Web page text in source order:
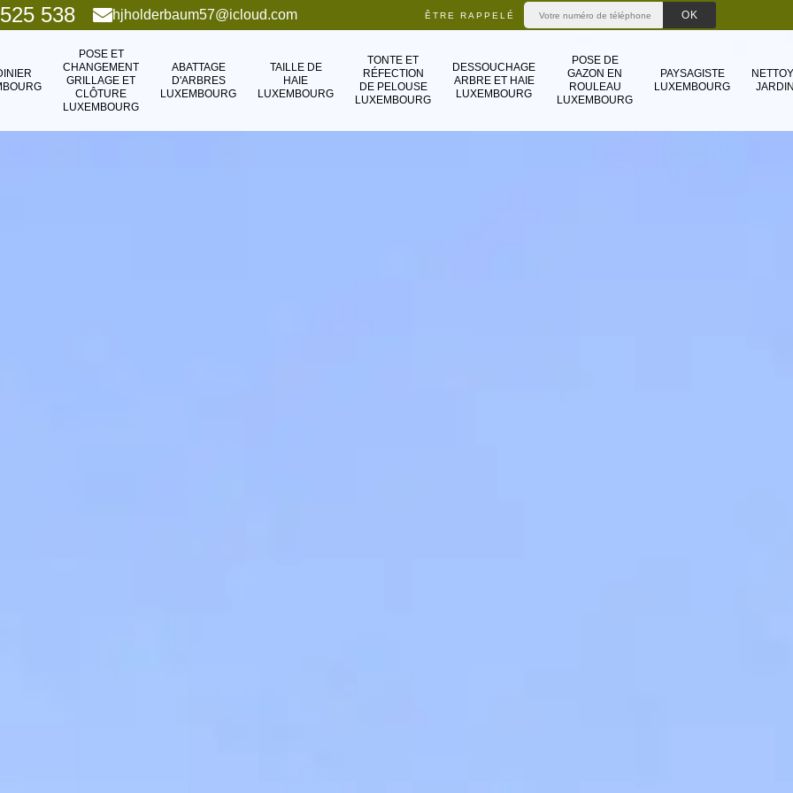
538 hjholderbaum57@icloud.com ÊTRE RAPPELÉ
POSE ET
CHANGEMENT
GRILLAGE ET
CLÔTURE
LUXEMBOURG
ABATTAGE
D'ARBRES
LUXEMBOURG
TAILLE DE
HAIE
LUXEMBOURG
TONTE ET
RÉFECTION
DE PELOUSE
LUXEMBOURG
DESSOUCHAGE
ARBRE ET HAIE
LUXEMBOURG
POSE DE
GAZON EN
ROULEAU
LUXEMBOURG
PAYSAGISTE
LUXEMBOURG